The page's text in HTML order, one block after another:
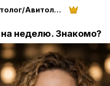
Галина Позёмина. Маркетолог/Авитолог/Таргетолог
неделю. Знакомо?